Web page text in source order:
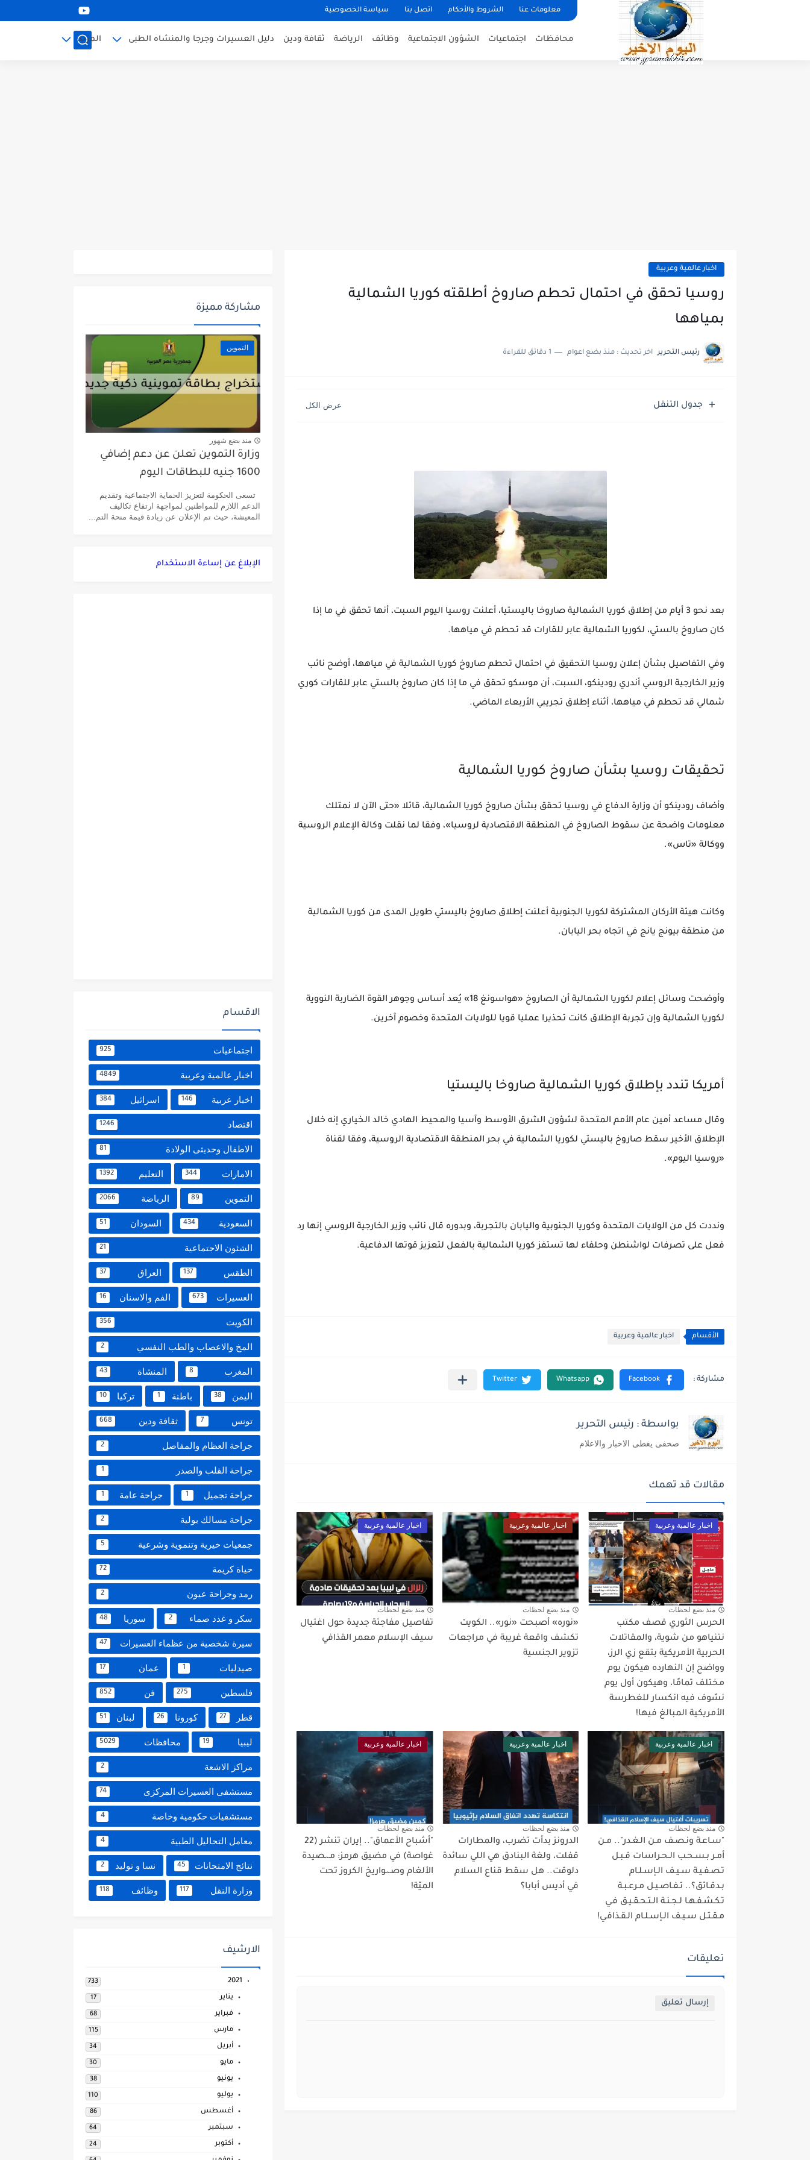
معلومات عنا الشروط والأحكام اتصل بنا سياسة الخصوصية
محافظات اجتماعيات الشؤون الاجتماعية وظائف الرياضة ثقافة ودين دليل العسيرات وجرجا والمنشاه الطبى المزيد
اخبار عالمية وعربية
روسيا تحقق في احتمال تحطم صاروخ أطلقته كوريا الشمالية
بمياهها
رئيس التحرير اخر تحديث : منذ بضع اعوام 1 دقائق للقراءة
جدول التنقل
بعد نحو 3 أيام من إطلاق كوريا الشمالية صاروخا باليستيا، أعلنت روسيا اليوم السبت، أنها تحقق في ما إذا
كان صاروخ بالستي، لكوريا الشمالية عابر للقارات قد تحطم في مياهها.
وفي التفاصيل بشأن إعلان روسيا التحقيق في احتمال تحطم صاروخ كوريا الشمالية في مياهها، أوضح نائب
وزير الخارجية الروسي أندري رودينكو، السبت، أن موسكو تحقق في ما إذا كان صاروخ بالستي عابر للقارات كوري
شمالي قد تحطم في مياهها، أثناء إطلاق تجريبي الأربعاء الماضي.
تحقيقات روسيا بشأن صاروخ كوريا الشمالية
وأضاف رودينكو أن وزارة الدفاع في روسيا تحقق بشأن صاروخ كوريا الشمالية، قائلا «حتى الآن لا نمتلك
معلومات واضحة عن سقوط الصاروخ في المنطقة الاقتصادية لروسيا»، وفقا لما نقلت وكالة الإعلام الروسية
ووكالة «تاس».
وكانت هيئة الأركان المشتركة لكوريا الجنوبية أعلنت إطلاق صاروخ باليستي طويل المدى من كوريا الشمالية
من منطقة بيونج يانج في اتجاه بحر اليابان.
وأوضحت وسائل إعلام لكوريا الشمالية أن الصاروخ «هواسونغ 18» يُعد أساس وجوهر القوة الضاربة النووية
لكوريا الشمالية وإن تجربة الإطلاق كانت تحذيرا عمليا قويا للولايات المتحدة وخصوم آخرين.
أمريكا تندد بإطلاق كوريا الشمالية صاروخا باليستيا
وقال مساعد أمين عام الأمم المتحدة لشؤون الشرق الأوسط وآسيا والمحيط الهادي خالد الخياري إنه خلال
الإطلاق الأخير سقط صاروخ باليستي لكوريا الشمالية في بحر المنطقة الاقتصادية الروسية، وفقا لقناة
«روسيا اليوم».
ونددت كل من الولايات المتحدة وكوريا الجنوبية واليابان بالتجربة، وبدوره قال نائب وزير الخارجية الروسي إنها رد
فعل على تصرفات لواشنطن وحلفاء لها تستفز كوريا الشمالية بالفعل لتعزيز قوتها الدفاعية.
الأقسام اخبار عالمية وعربية
بواسطة : رئيس التحرير
صحفى يغطى الاخبار والاعلام
مقالات قد تهمك
اخبار عالمية وعربية
منذ بضع لحظات
الحرس الثوري قصف مكتب
نتنياهو من شوية، والمقاتلات
الحربية الأمريكية بتقع زي الرز،
وواضح إن النهارده هيكون يوم
مختلف تمامًا، وهيكون أول يوم
نشوف فيه انكسار للغطرسة
الأمريكية المبالغ فيها!
اخبار عالمية وعربية
منذ بضع لحظات
«نوره» أصبحت «نور».. الكويت
تكشف واقعة غريبة في مراجعات
تزوير الجنسية
اخبار عالمية وعربية
منذ بضع لحظات
تفاصيل مفاجئة جديدة حول اغتيال
سيف الإسلام معمر القذافي
اخبار عالمية وعربية
منذ بضع لحظات
"سـاعـة ونـصـف مـن الـغـدر".. مـن
أمـر بـسـحـب الـحـراسات قـبـل
تـصـفـيـة سـيـف الـإسـلـام
بـدقـائق؟.. تـفـاصـيـل مـرعـبـة
تـكـشـفـهـا لـجـنـة الـتـحـقـيـق فـي
مـقـتـل سـيـف الـإسـلـام الـقـذافـي!
اخبار عالمية وعربية
منذ بضع لحظات
الدرونز بدأت تضرب، والمطارات
قفلت، ولغة البنادق هي اللي سائدة
دلوقت.. هل سقط قناع السلام
في أديس أبابا؟
اخبار عالمية وعربية
منذ بضع لحظات
"أشباح الأعماق".. إيران تنشر (22
غواصة) في مضيق هرمز: مـ،ـصيدة
الألغام وصـ،ـواريخ الكروز تحت
الميّة!
تعليقات
إرسال تعليق
مشاركة مميزة
التموين
منذ بضع شهور
وزارة التموين تعلن عن دعم إضافي
1600 جنيه للبطاقات اليوم
تسعى الحكومة لتعزيز الحماية الاجتماعية وتقديم
الدعم اللازم للمواطنين لمواجهة ارتفاع تكاليف
المعيشة، حيث تم الإعلان عن زيادة قيمة منحة التم...
الإبلاغ عن إساءة الاستخدام
الاقسام
اجتماعيات 925
اخبار عالمية وعربية 4849
اخبار عربية 146 اسرائيل 384
اقتصاد 1246
الاطفال وحديثى الولادة 81
الامارات 344 التعليم 1392
التموين 89 الرياضة 2066
السعودية 434 السودان 51
الشئون الاجتماعية 21
الطقس 137 العراق 37
العسيرات 673 الفم والاسنان 16
الكويت 356
المخ والاعصاب والطب النفسي 2
المغرب 8 المنشاة 43
اليمن 38 باطنة 1 تركيا 10
تونس 7 ثقافة ودين 668
جراحة العظام والمفاصل 2
جراحة القلب والصدر 1
جراحة تجميل 1 جراحة عامة 1
جراحة مسالك بولية 2
جمعيات خيرية وتنموية وشرعية 5
حياة كريمة 72
رمد وجراحة عيون 2
سكر و غدد صماء 2 سوريا 48
سيرة شخصية من عظماء العسيرات 47
صيدليات 1 عمان 17
فلسطين 275 فن 852
قطر 27 كورونا 26 لبنان 51
ليبيا 19 محافظات 5029
مراكز الاشعة 2
مستشفى العسيرات المركزى 74
مستشفيات حكومية وخاصة 4
معامل التحاليل الطبية 4
نتائج الامتحانات 45 نسا و توليد 2
وزارة النقل 117 وظائف 118
الارشيف
2021
733
يناير 17
فبراير 68
مارس 115
أبريل 34
مايو 30
يونيو 38
يوليو 110
أغسطس 86
سبتمبر 64
أكتوبر 24